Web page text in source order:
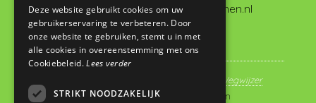
administratie@dewegwijzervianen.nl
Basisschool De Wegwijzer
Vianen· Alle rechten voorbehouden
Deze website gebruikt cookies om uw
gebruikerservaring te verbeteren. Door
onze website te gebruiken, stemt u in met
alle cookies in overeenstemming met ons
Cookiebeleid.Lees verder
STRIKT NOODZAKELIJK